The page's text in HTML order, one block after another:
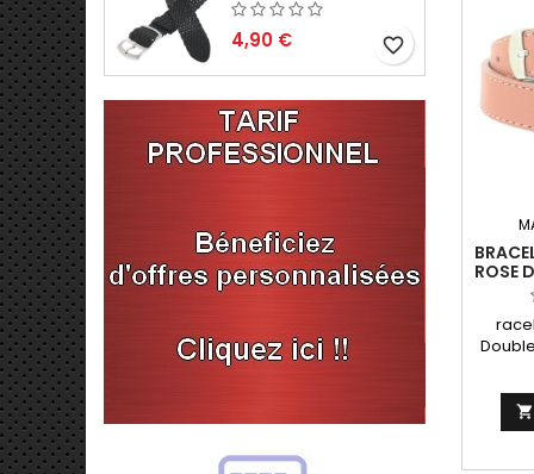
4,90 € favorite_border
ROSE
en
